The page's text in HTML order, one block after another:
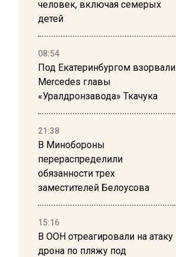
человек, включая семерых
детей
08:54
Под Екатеринбургом взорвали
Mercedes главы
«Уралдронзавода» Ткачука
21:38
В Минобороны
перераспределили
обязанности трех
заместителей Белоусова
15:16
В ООН отреагировали на атаку
дрона по пляжу под